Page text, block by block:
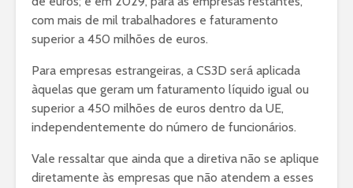
com mais de mil trabalhadores e faturamento
superior a 450 milhões de euros.
Para empresas estrangeiras, a CS3D será aplicada
àquelas que geram um faturamento líquido igual ou
superior a 450 milhões de euros dentro da UE,
independentemente do número de funcionários.
Vale ressaltar que ainda que a diretiva não se aplique
diretamente às empresas que não atendem a esses